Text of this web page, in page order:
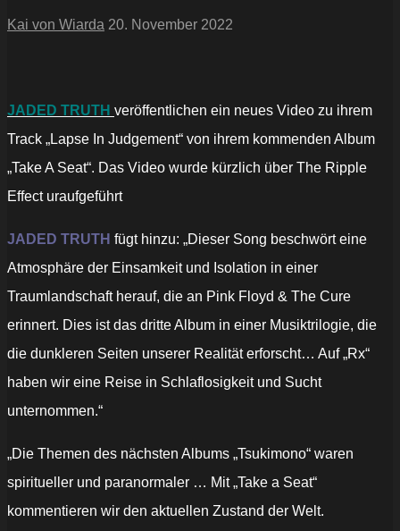
Kai von Wiarda 20. November 2022
JADED TRUTH veröffentlichen ein neues Video zu ihrem
Track „Lapse In Judgement“ von ihrem kommenden Album
„Take A Seat“. Das Video wurde kürzlich über The Ripple
Effect uraufgeführt
JADED TRUTH fügt hinzu: „Dieser Song beschwört eine
Atmosphäre der Einsamkeit und Isolation in einer
Traumlandschaft herauf, die an Pink Floyd & The Cure
erinnert. Dies ist das dritte Album in einer Musiktrilogie, die
die dunkleren Seiten unserer Realität erforscht… Auf „Rx“
haben wir eine Reise in Schlaflosigkeit und Sucht
unternommen.“
„Die Themen des nächsten Albums „Tsukimono“ waren
spiritueller und paranormaler … Mit „Take a Seat“
kommentieren wir den aktuellen Zustand der Welt.